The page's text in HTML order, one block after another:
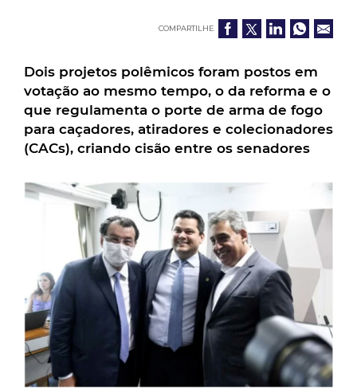
COMPARTILHE
Dois projetos polêmicos foram postos em
votação ao mesmo tempo, o da reforma e o
que regulamenta o porte de arma de fogo
para caçadores, atiradores e colecionadores
(CACs), criando cisão entre os senadores